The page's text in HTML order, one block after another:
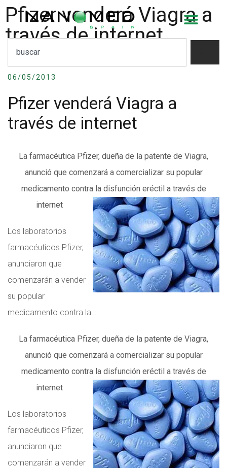
Pfizer venderá Viagra a
través de internet
06/05/2013
Pfizer venderá Viagra a
través de internet
La farmacéutica Pfizer, dueña de la patente de Viagra,
anunció que comenzará a comercializar su popular
medicamento contra la disfunción eréctil a través de
internet
Los laboratorios
farmacéuticos Pfizer,
anunciaron que
comenzarán a vender
su popular
medicamento contra la…
La farmacéutica Pfizer, dueña de la patente de Viagra,
anunció que comenzará a comercializar su popular
medicamento contra la disfunción eréctil a través de
internet
Los laboratorios
farmacéuticos Pfizer,
anunciaron que
comenzarán a vender